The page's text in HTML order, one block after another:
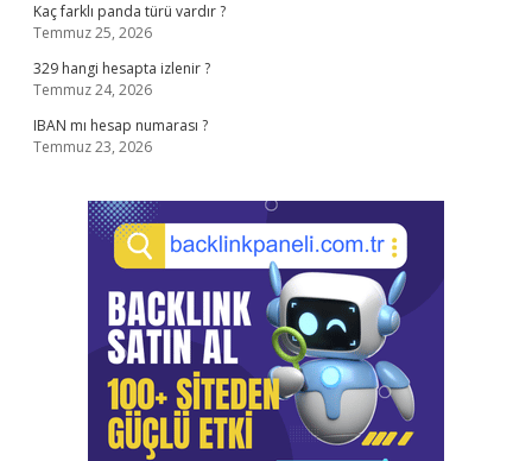
Kaç farklı panda türü vardır ?
Temmuz 25, 2026
329 hangi hesapta izlenir ?
Temmuz 24, 2026
IBAN mı hesap numarası ?
Temmuz 23, 2026